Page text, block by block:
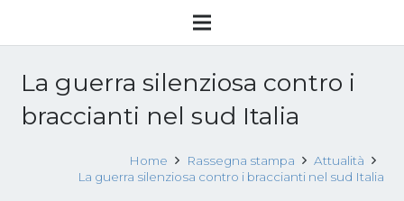
La guerra silenziosa contro i
braccianti nel sud Italia
Home Rassegna stampa
Attualità
La guerra silenziosa contro i braccianti nel sud Italia